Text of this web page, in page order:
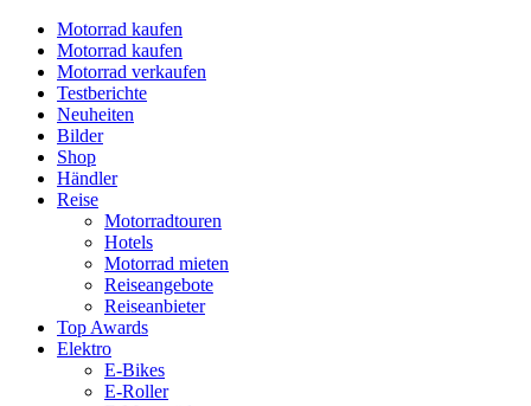
Motorrad kaufen
Motorrad kaufen
Motorrad verkaufen
Testberichte
Neuheiten
Bilder
Shop
Händler
Reise
Motorradtouren
Hotels
Motorrad mieten
Reiseangebote
Reiseanbieter
Top Awards
Elektro
E-Bikes
E-Roller